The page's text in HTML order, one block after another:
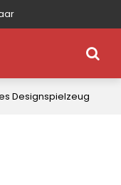
Designspielzeug